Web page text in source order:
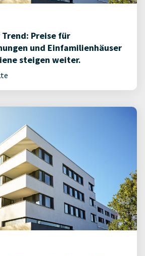
Preise für
und Einfamilienhäuser
steigen weiter.